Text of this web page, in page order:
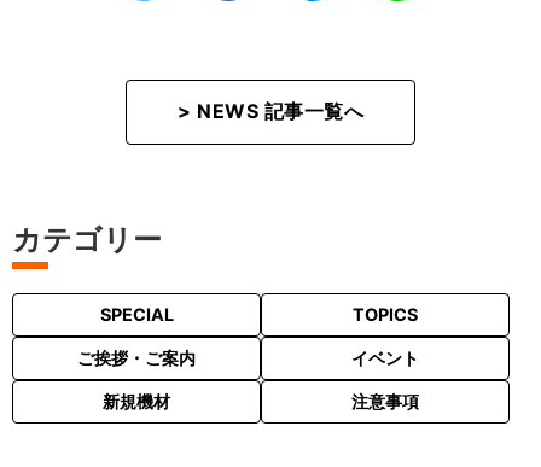
> NEWS 記事一覧へ
カテゴリー
SPECIAL TOPICS
ご挨拶・ご案内 イベント
新規機材 注意事項